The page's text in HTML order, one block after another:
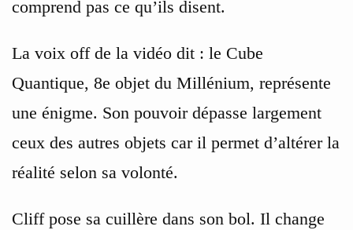
comprend pas ce qu’ils disent.
La voix off de la vidéo dit : le Cube
Quantique, 8e objet du Millénium, représente
une énigme. Son pouvoir dépasse largement
ceux des autres objets car il permet d’altérer la
réalité selon sa volonté.
Cliff pose sa cuillère dans son bol. Il change